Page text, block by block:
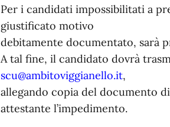
Per i candidati impossibilitati a
giustificato motivo
debitamente documentato, sarà
A tal fine, il candidato dovrà
scu@ambitoviggianello.it,
allegando copia del documento
attestante l’impedimento.